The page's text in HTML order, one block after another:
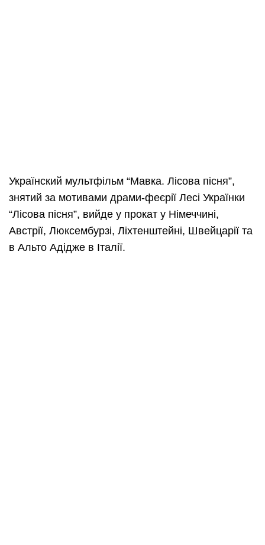
Українский мультфільм “Мавка. Лісова пісня”,
знятий за мотивами драми-феєрії Лесі Українки
“Лісова пісня”, вийде у прокат у Німеччині,
Австрії, Люксембурзі, Ліхтенштейні, Швейцарії та
в Альто Адідже в Італії.